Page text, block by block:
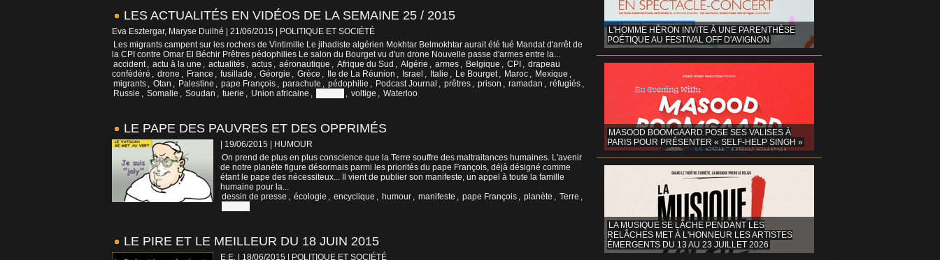
LES ACTUALITÉS EN VIDÉOS DE LA SEMAINE 25 / 2015
Eva Esztergar, Maryse Duilhé | 21/06/2015
POLITIQUE ET SOCIÉTÉ
Les migrants campent sur les rochers de Vintimille Le jihadiste algérien Mokhtar Belmokhtar aurait été tué Mandat d'arrêt de
la CPI contre Omar El Béchir Prêtres pédophilies Le salon du Bourget vu d'un drone Nouvelle passe d'armes entre la...
accident , actu à la une , actualités , actus , aéronautique , Afrique du Sud , Algérie , armes , Belgique , CPI , drapeau
confédéré , drone , France , fusillade , Géorgie , Grèce , Ile de La Réunion , Israel , Italie , Le Bourget , Maroc , Mexique ,
migrants , Otan , Palestine , pape François , parachute , pédophilie , Podcast Journal , prêtres , prison , ramadan , réfugiés ,
Russie , Somalie , Soudan , tuerie , Union africaine , , voltige , Waterloo
LE PAPE DES PAUVRES ET DES OPPRIMÉS
| 19/06/2015
HUMOUR
On prend de plus en plus conscience que la Terre souffre des maltraitances humaines. L'avenir
de notre planète figure désormais parmi les priorités du pape François, déjà désigné comme
étant le pape des nécessiteux... Il vient de publier son manifeste, un appel à toute la famille
humaine pour la...
dessin de presse , écologie , encyclique , humour , manifeste , pape François , planète , Terre ,
LE PIRE ET LE MEILLEUR DU 18 JUIN 2015
E.E. | 18/06/2015 POLITIQUE ET SOCIÉTÉ
L'HOMME HÉRON INVITE À UNE PARENTHÈSE
POÉTIQUE AU FESTIVAL OFF D'AVIGNON
MASOOD BOOMGAARD POSE SES VALISES À
PARIS POUR PRÉSENTER « SELF-HELP SINGH »
LA MUSIQUE SE LÂCHE PENDANT LES
RELÂCHES MET À L'HONNEUR LES ARTISTES
ÉMERGENTS DU 13 AU 23 JUILLET 2026